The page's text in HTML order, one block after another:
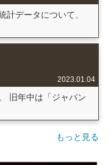
計データについて、
2023.01.04
旧年中は「ジャパン
もっと見る